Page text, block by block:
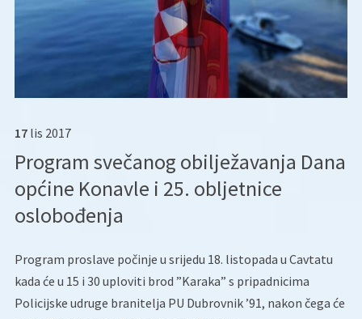
17 lis 2017
Program svečanog obilježavanja Dana
općine Konavle i 25. obljetnice
oslobođenja
Program proslave počinje u srijedu 18. listopada u Cavtatu
kada će u 15 i 30 uploviti brod ”Karaka” s pripadnicima
Policijske udruge branitelja PU Dubrovnik ’91, nakon čega će